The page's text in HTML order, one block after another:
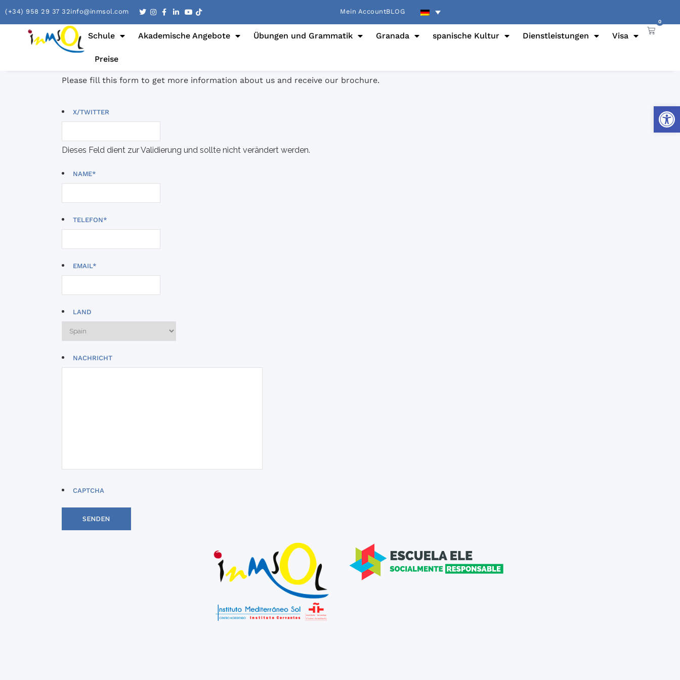
(+34) 958 29 37 32info@inmsol.com Mein AccountBLOG
Schule Akademische Angebote Übungen und Grammatik Granada spanische Kultur Dienstleistungen Visa
Preise
0
Please fill this form to get more information about us and receive our brochure.
X/TWITTER
Dieses Feld dient zur Validierung und sollte nicht verändert werden.
NAME*
TELEFON*
EMAIL*
LAND
NACHRICHT
CAPTCHA